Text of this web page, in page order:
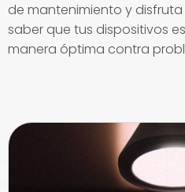
de mantenimiento y
saber que tus dispositivos
manera óptima contra